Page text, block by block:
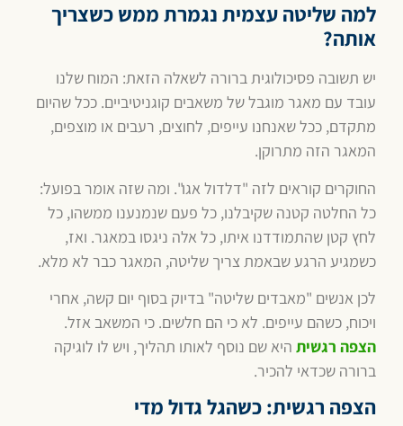
למה שליטה עצמית נגמרת ממש כשצריך
אותה?
יש תשובה פסיכולוגית ברורה לשאלה הזאת: המוח שלנו
עובד עם מאגר מוגבל של משאבים קוגניטיביים. ככל שהיום
מתקדם, ככל שאנחנו עייפים, לחוצים, רעבים או מוצפים,
המאגר הזה מתרוקן.
החוקרים קוראים לזה "דלדול אגו". ומה שזה אומר בפועל:
כל החלטה קטנה שקיבלנו, כל פעם שנמנענו ממשהו, כל
לחץ קטן שהתמודדנו איתו, כל אלה ניגסו במאגר. ואז,
כשמגיע הרגע שבאמת צריך שליטה, המאגר כבר לא מלא.
לכן אנשים "מאבדים שליטה" בדיוק בסוף יום קשה, אחרי
ויכוח, כשהם עייפים. לא כי הם חלשים. כי המשאב אזל.
הצפה רגשית היא שם נוסף לאותו תהליך, ויש לו לוגיקה
ברורה שכדאי להכיר.
הצפה רגשית: כשהגל גדול מדי